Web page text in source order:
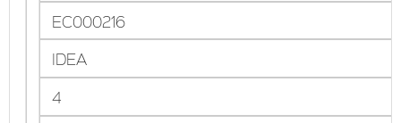
EC000216
IDEA
4